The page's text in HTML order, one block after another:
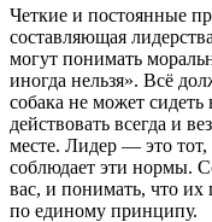
Четкие и постоянные
составляющая
могут понимать
иногда нельзя». Всё
собака не может
действовать всегда и
месте. Лидер — это тот,
соблюдает эти нормы.
вас, и понимать, что их
по единому принципу.